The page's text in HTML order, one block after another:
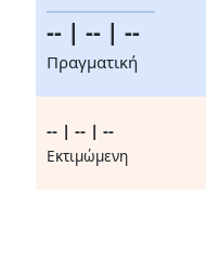
-- | -- | --
Πραγματική
-- | -- | --
Eκτιμώμενη